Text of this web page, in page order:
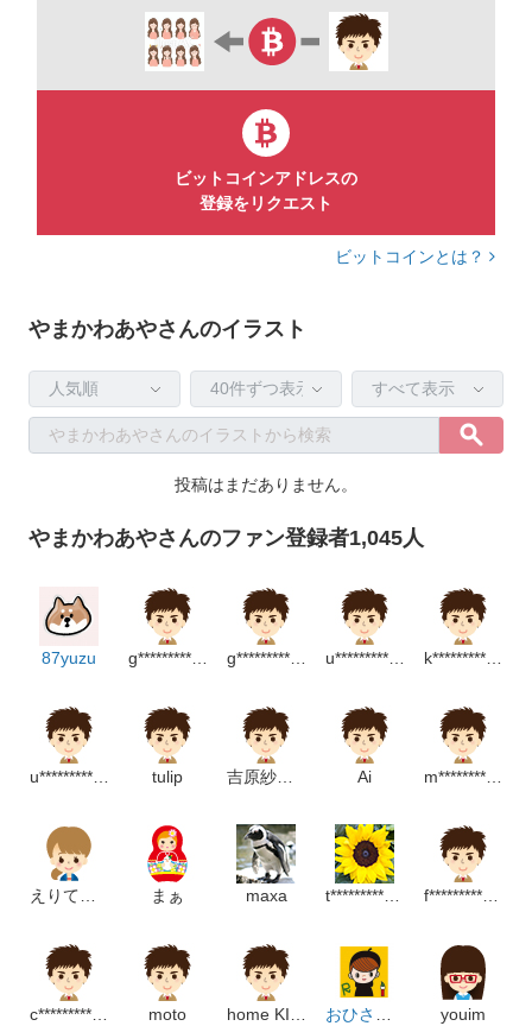
ビットコインアドレスの
登録をリクエスト
ビットコインとは？
やまかわあやさんのイラスト
投稿はまだありません。
やまかわあやさんのファン登録者1,045人
87yuzu g*******************m g********************m u************************m k****************m
u**********************m tulip 吉原紗也子 Ai m**********************m
えりてぃー まぁ maxa t*****************p f*********************m
c*******************p moto home KIURI's おひさまポッケ youim